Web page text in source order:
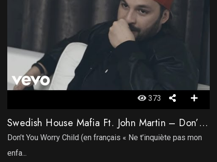
373
Swedish House Mafia Ft. John Martin – Don’t You Worry Child
Don’t You Worry Child (en français « Ne t’inquiète pas mon
enfa...